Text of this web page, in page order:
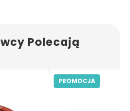
Polecają
PROMOCJA